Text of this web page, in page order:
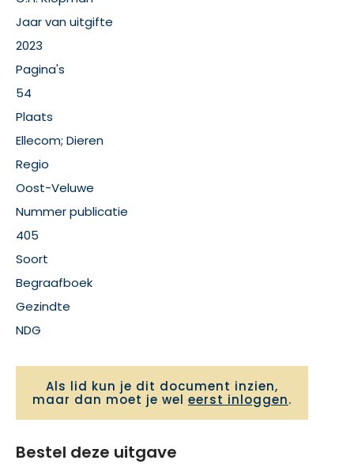
Jaar van uitgifte
2023
Pagina's
54
Plaats
Ellecom; Dieren
Regio
Oost-Veluwe
Nummer publicatie
405
Soort
Begraafboek
Gezindte
NDG
Als lid kun je dit document inzien,
maar dan moet je wel eerst inloggen.
Bestel deze uitgave